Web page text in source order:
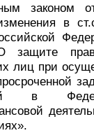
в
защите
лиц при
в